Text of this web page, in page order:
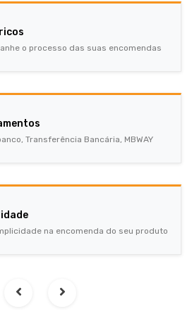
o processo das suas encomendas
Transferência Bancária, MBWAY
na encomenda do seu produto